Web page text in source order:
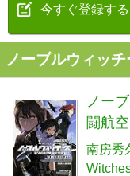
今すぐ登録する
ノーブルウィッ
ノー
闘航
南房秀